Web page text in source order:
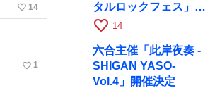
favorite_border 14
favorite_border 1
タルロックフェス」を
開催！総勢32組の豪
favorite_border 14
六合主催「此岸夜奏 -
SHIGAN YASO-
Vol.4」開催決定